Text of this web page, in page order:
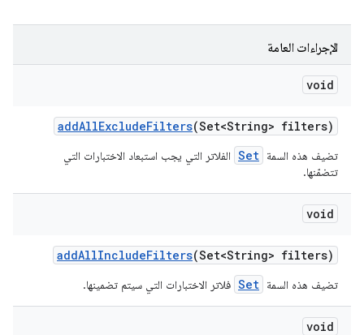
الإجراءات العامة
void
addAllExcludeFilters(Set<String> filters)
تضيف هذه السمة Set الفلاتر التي يجب استبعاد الاختبارات التي
تتضمّنها.
void
addAllIncludeFilters(Set<String> filters)
تضيف هذه السمة Set فلاتر الاختبارات التي سيتم تضمينها.
void